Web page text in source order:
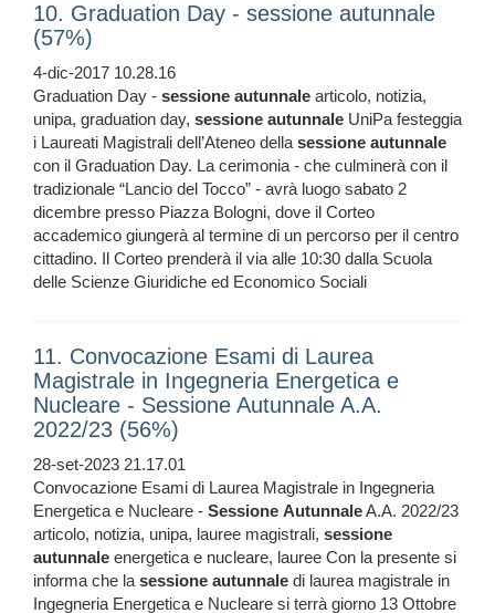
10. Graduation Day - sessione autunnale
(57%)
4-dic-2017 10.28.16
Graduation Day - sessione autunnale articolo, notizia,
unipa, graduation day, sessione autunnale UniPa festeggia
i Laureati Magistrali dell’Ateneo dellasessione autunnale
con il Graduation Day. La cerimonia - che culminerà con il
tradizionale “Lancio del Tocco” - avrà luogo sabato 2
dicembre presso Piazza Bologni, dove il Corteo
accademico giungerà al termine di un percorso per il centro
cittadino. Il Corteo prenderà il via alle 10:30 dalla Scuola
delle Scienze Giuridiche ed Economico Sociali
11. Convocazione Esami di Laurea
Magistrale in Ingegneria Energetica e
Nucleare - Sessione Autunnale A.A.
2022/23 (56%)
28-set-2023 21.17.01
Convocazione Esami di Laurea Magistrale in Ingegneria
Energetica e Nucleare - Sessione AutunnaleA.A. 2022/23
articolo, notizia, unipa, lauree magistrali, sessione
autunnale energetica e nucleare, lauree Con la presente si
informa che lasessione autunnale di laurea magistrale in
Ingegneria Energetica e Nucleare si terrà giorno 13 Ottobre